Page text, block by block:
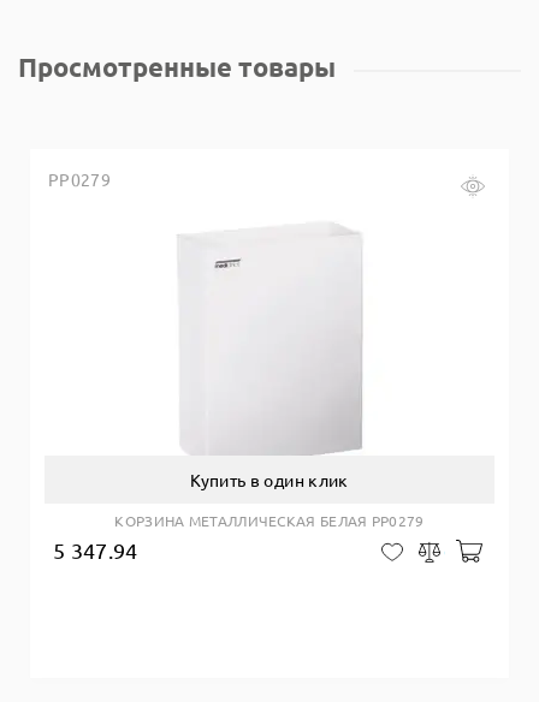
Просмотренные товары
PP0279
Купить в один клик
КОРЗИНА МЕТАЛЛИЧЕСКАЯ БЕЛАЯ PP0279
5 347.94 В закладки
Сравнить